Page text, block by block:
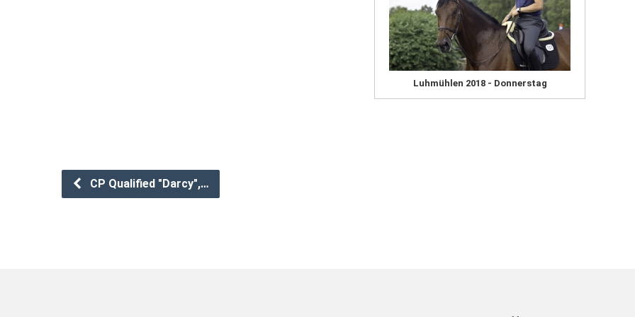
Luhmühlen 2018 - Donnerstag
CP Qualified "Darcy",…